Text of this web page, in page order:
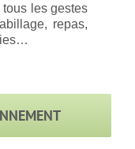
les gestes
repas,